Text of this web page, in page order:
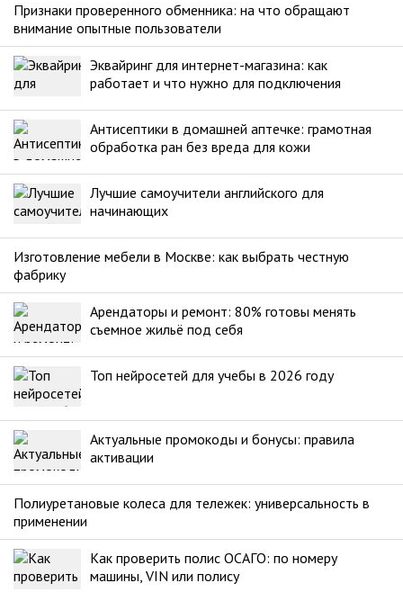
Признаки проверенного обменника: на что обращают
внимание опытные пользователи
Эквайринг для интернет-магазина: как
работает и что нужно для подключения
Антисептики в домашней аптечке: грамотная
обработка ран без вреда для кожи
Лучшие самоучители английского для
начинающих
Изготовление мебели в Москве: как выбрать честную
фабрику
Арендаторы и ремонт: 80% готовы менять
съемное жильё под себя
Топ нейросетей для учебы в 2026 году
Актуальные промокоды и бонусы: правила
активации
Полиуретановые колеса для тележек: универсальность в
применении
Как проверить полис ОСАГО: по номеру
машины, VIN или полису